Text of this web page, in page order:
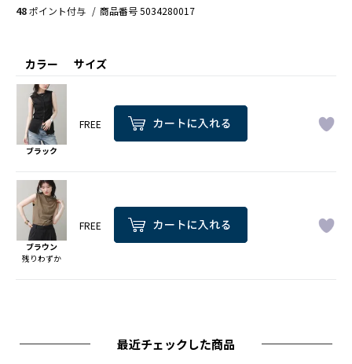
48ポイント付与 商品番号5034280017
サイズ
カラー
ブラック
FREE
ブラウン
残りわずか
FREE
最近チェックした商品